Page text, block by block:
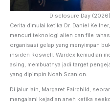
Disclosure Day
Cerita dimulai ketika Dr. Daniel
mencuri teknologi alien dan file
organisasi gelap yang menyimpan
insiden Roswell. Wardex kemudian
asing, membuatnya jadi target
yang dipimpin Noah Scanlon.
Di jalur lain, Margaret Fairchild,
mengalami kejadian aneh ketika